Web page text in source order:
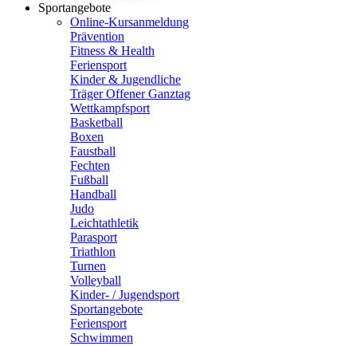
Sportangebote
Online-Kursanmeldung
Prävention
Fitness & Health
Feriensport
Kinder & Jugendliche
Träger Offener Ganztag
Wettkampfsport
Basketball
Boxen
Faustball
Fechten
Fußball
Handball
Judo
Leichtathletik
Parasport
Triathlon
Turnen
Volleyball
Kinder- / Jugendsport
Sportangebote
Feriensport
Schwimmen